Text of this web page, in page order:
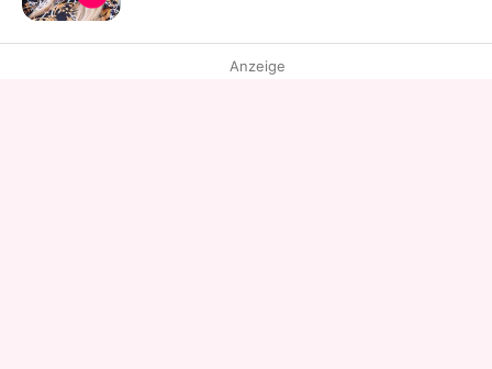
Anzeige